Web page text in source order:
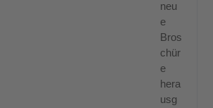
neu
e
Bros
chür
e
hera
usg